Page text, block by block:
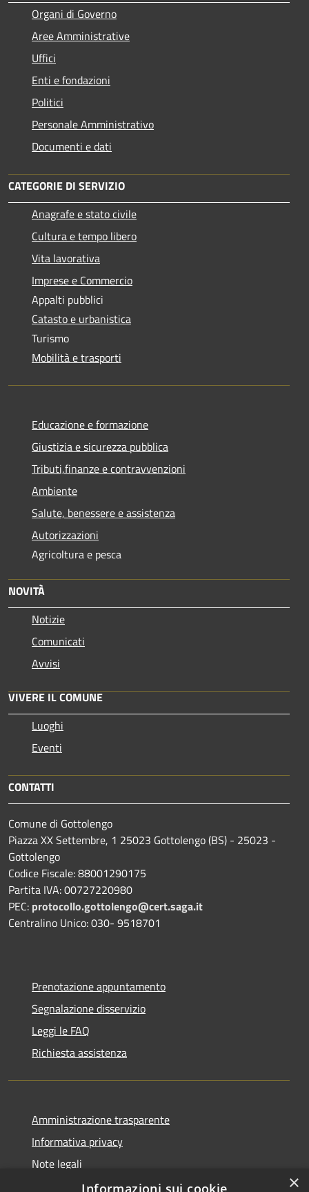
Organi di Governo
Aree Amministrative
Uffici
Enti e fondazioni
Politici
Personale Amministrativo
Documenti e dati
CATEGORIE DI SERVIZIO
Anagrafe e stato civile
Cultura e tempo libero
Vita lavorativa
Imprese e Commercio
Appalti pubblici
Catasto e urbanistica
Turismo
Mobilità e trasporti
Educazione e formazione
Giustizia e sicurezza pubblica
Tributi,finanze e contravvenzioni
Ambiente
Salute, benessere e assistenza
Autorizzazioni
Agricoltura e pesca
NOVITÀ
Notizie
Comunicati
Avvisi
VIVERE IL COMUNE
Luoghi
Eventi
CONTATTI
Comune di Gottolengo
Piazza XX Settembre, 1 25023 Gottolengo (BS) - 25023 -
Gottolengo
Codice Fiscale: 88001290175
Partita IVA: 00727220980
PEC: protocollo.gottolengo@cert.saga.it
Centralino Unico: 030- 9518701
Prenotazione appuntamento
Segnalazione disservizio
Leggi le FAQ
Richiesta assistenza
Amministrazione trasparente
Informativa privacy
Note legali
Dichiarazione di accessibilità
×
Informazioni sui cookie